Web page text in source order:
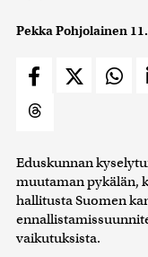
Pekka Pohjolainen
Eduskunnan
muutaman pykälän,
hallitusta Suomen
vaikutuksista.